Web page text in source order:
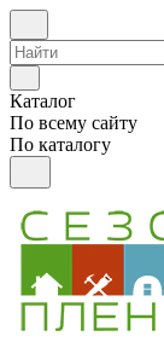
Каталог
По всему сайту
По каталогу